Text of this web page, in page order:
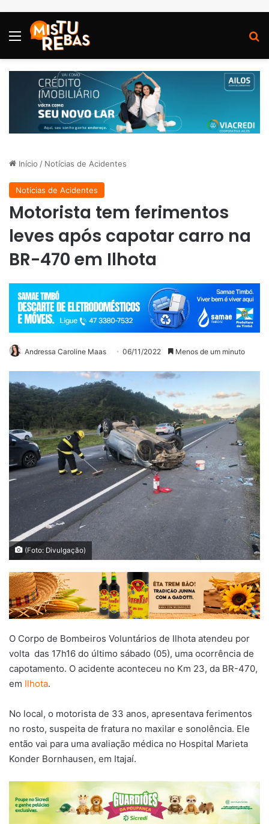
Menu
Início / Notícias de Acidentes
Notícias de Acidentes
Motorista tem ferimentos
leves após capotar carro na
BR-470 em Ilhota
Andressa Caroline Maas 06/11/2022 Menos de um minuto
(Foto: Divulgação)
O Corpo de Bombeiros Voluntários de Ilhota atendeu por
volta das 17h16 do último sábado (05), uma ocorrência de
capotamento. O acidente aconteceu no Km 23, da BR-470,
em Ilhota.
No local, o motorista de 33 anos, apresentava ferimentos
no rosto, suspeita de fratura no maxilar e sonolência. Ele
então vai para uma avaliação médica no Hospital Marieta
Konder Bornhausen, em Itajaí.